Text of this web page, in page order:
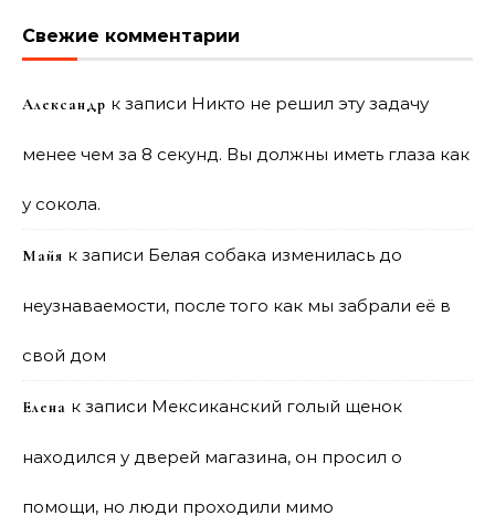
Свежие комментарии
Александр к записи Никто не решил эту задачу
менее чем за 8 секунд. Вы должны иметь глаза как
у сокола.
Майя к записи Белая собака изменилась до
неузнаваемости, после того как мы забрали её в
свой дом
Елена к записи Мексиканский голый щенок
находился у дверей магазина, он просил о
помощи, но люди проходили мимо